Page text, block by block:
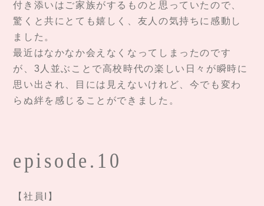
付き添いはご家族がするものと思っていたので、
驚くと共にとても嬉しく、友人の気持ちに感動し
ました。
最近はなかなか会えなくなってしまったのです
が、3人並ぶことで高校時代の楽しい日々が瞬時に
思い出され、目には見えないけれど、今でも変わ
らぬ絆を感じることができました。
episode.10
【社員I】